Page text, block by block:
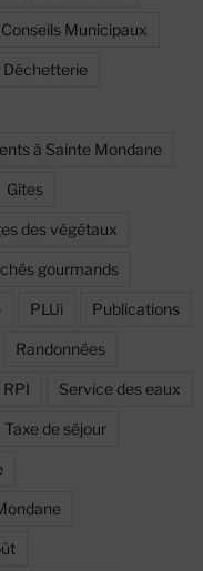
Conseils Municipaux
Déchetterie
à Sainte Mondane
Gîtes
des végétaux
gourmands
PLUi Publications
Randonnées
RPI Service des eaux
Taxe de séjour